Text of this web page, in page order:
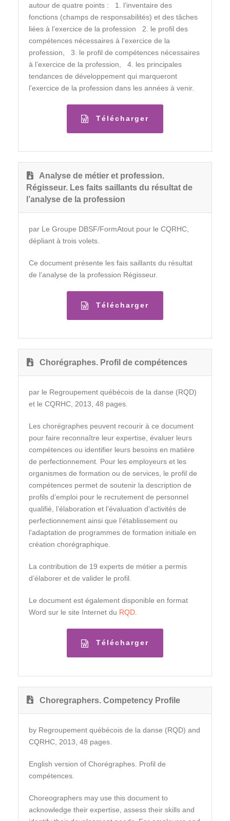
autour de quatre points : 1. l’inventaire des
fonctions (champs de responsabilités) et des tâches
liées à l’exercice de la profession 2. le profil des
compétences nécessaires à l’exercice de la
profession, 3. le profil de compétences nécessaires
à l’exercice de la profession, 4. les principales
tendances de développement qui marqueront
l’exercice de la profession dans les années à venir.
Télécharger
Analyse de métier et profession.
Régisseur. Les faits saillants du résultat de
l’analyse de la profession
par Le Groupe DBSF/FormAtout pour le CQRHC,
dépliant à trois volets.
Ce document présente les fais saillants du résultat
de l’analyse de la profession Régisseur.
Télécharger
Chorégraphes. Profil de compétences
par le Regroupement québécois de la danse (RQD)
et le CQRHC, 2013, 48 pages.
Les chorégraphes peuvent recourir à ce document
pour faire reconnaître leur expertise, évaluer leurs
compétences ou identifier leurs besoins en matière
de perfectionnement. Pour les employeurs et les
organismes de formation ou de services, le profil de
compétences permet de soutenir la description de
profils d’emploi pour le recrutement de personnel
qualifié, l’élaboration et l’évaluation d’activités de
perfectionnement ainsi que l’établissement ou
l’adaptation de programmes de formation initiale en
création chorégraphique.
La contribution de 19 experts de métier a permis
d’élaborer et de valider le profil.
Le document est également disponible en format
Word sur le site Internet du RQD.
Télécharger
Choregraphers. Competency Profile
by Regroupement québécois de la danse (RQD) and
CQRHC, 2013, 48 pages.
English version of Chorégraphes. Profil de
compétences.
Choreographers may use this document to
acknowledge their expertise, assess their skills and